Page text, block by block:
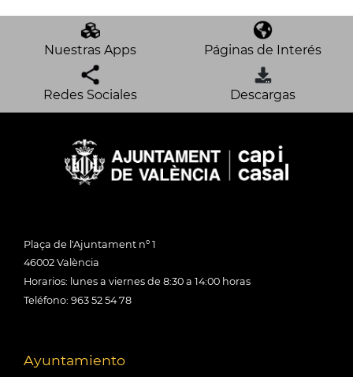
Nuestras Apps Páginas de Interés
Redes Sociales Descargas
Plaça de l'Ajuntament nº 1
46002 València
Horarios: lunes a viernes de 8:30 a 14:00 horas
Teléfono: 963 52 54 78
Ayuntamiento